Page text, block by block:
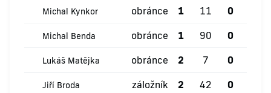
Michal Kynkor obránce 1 11 0
Michal Benda obránce 1 90 0
Lukáš Matějka obránce 2 7 0
Jiří Broda záložník 2 42 0